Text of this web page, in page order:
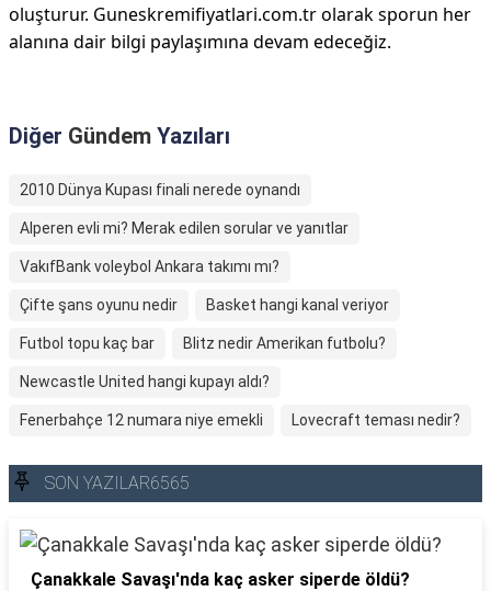
oluşturur. Guneskremifiyatlari.com.tr olarak sporun her
alanına dair bilgi paylaşımına devam edeceğiz.
Diğer Gündem Yazıları
2010 Dünya Kupası finali nerede oynandı
Alperen evli mi? Merak edilen sorular ve yanıtlar
VakıfBank voleybol Ankara takımı mı?
Çifte şans oyunu nedir Basket hangi kanal veriyor
Futbol topu kaç bar Blitz nedir Amerikan futbolu?
Newcastle United hangi kupayı aldı?
Fenerbahçe 12 numara niye emekli Lovecraft teması nedir?
SON YAZILAR6565
Çanakkale Savaşı'nda kaç asker siperde öldü?